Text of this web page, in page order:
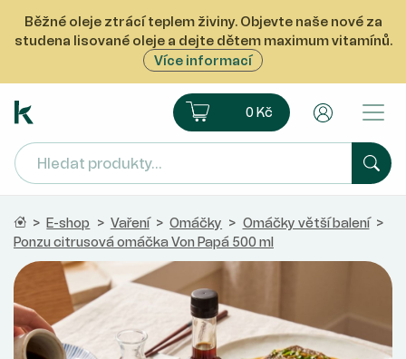
Běžné oleje ztrácí teplem živiny. Objevte naše nové za
studena lisované oleje a dejte dětem maximum vitamínů.
Více informací
Ekoprodukt e-shop Košík0 Kč
Domů
> E-shop > Vaření > Omáčky > Omáčky větší balení >
Ponzu citrusová omáčka Von Papá 500 ml